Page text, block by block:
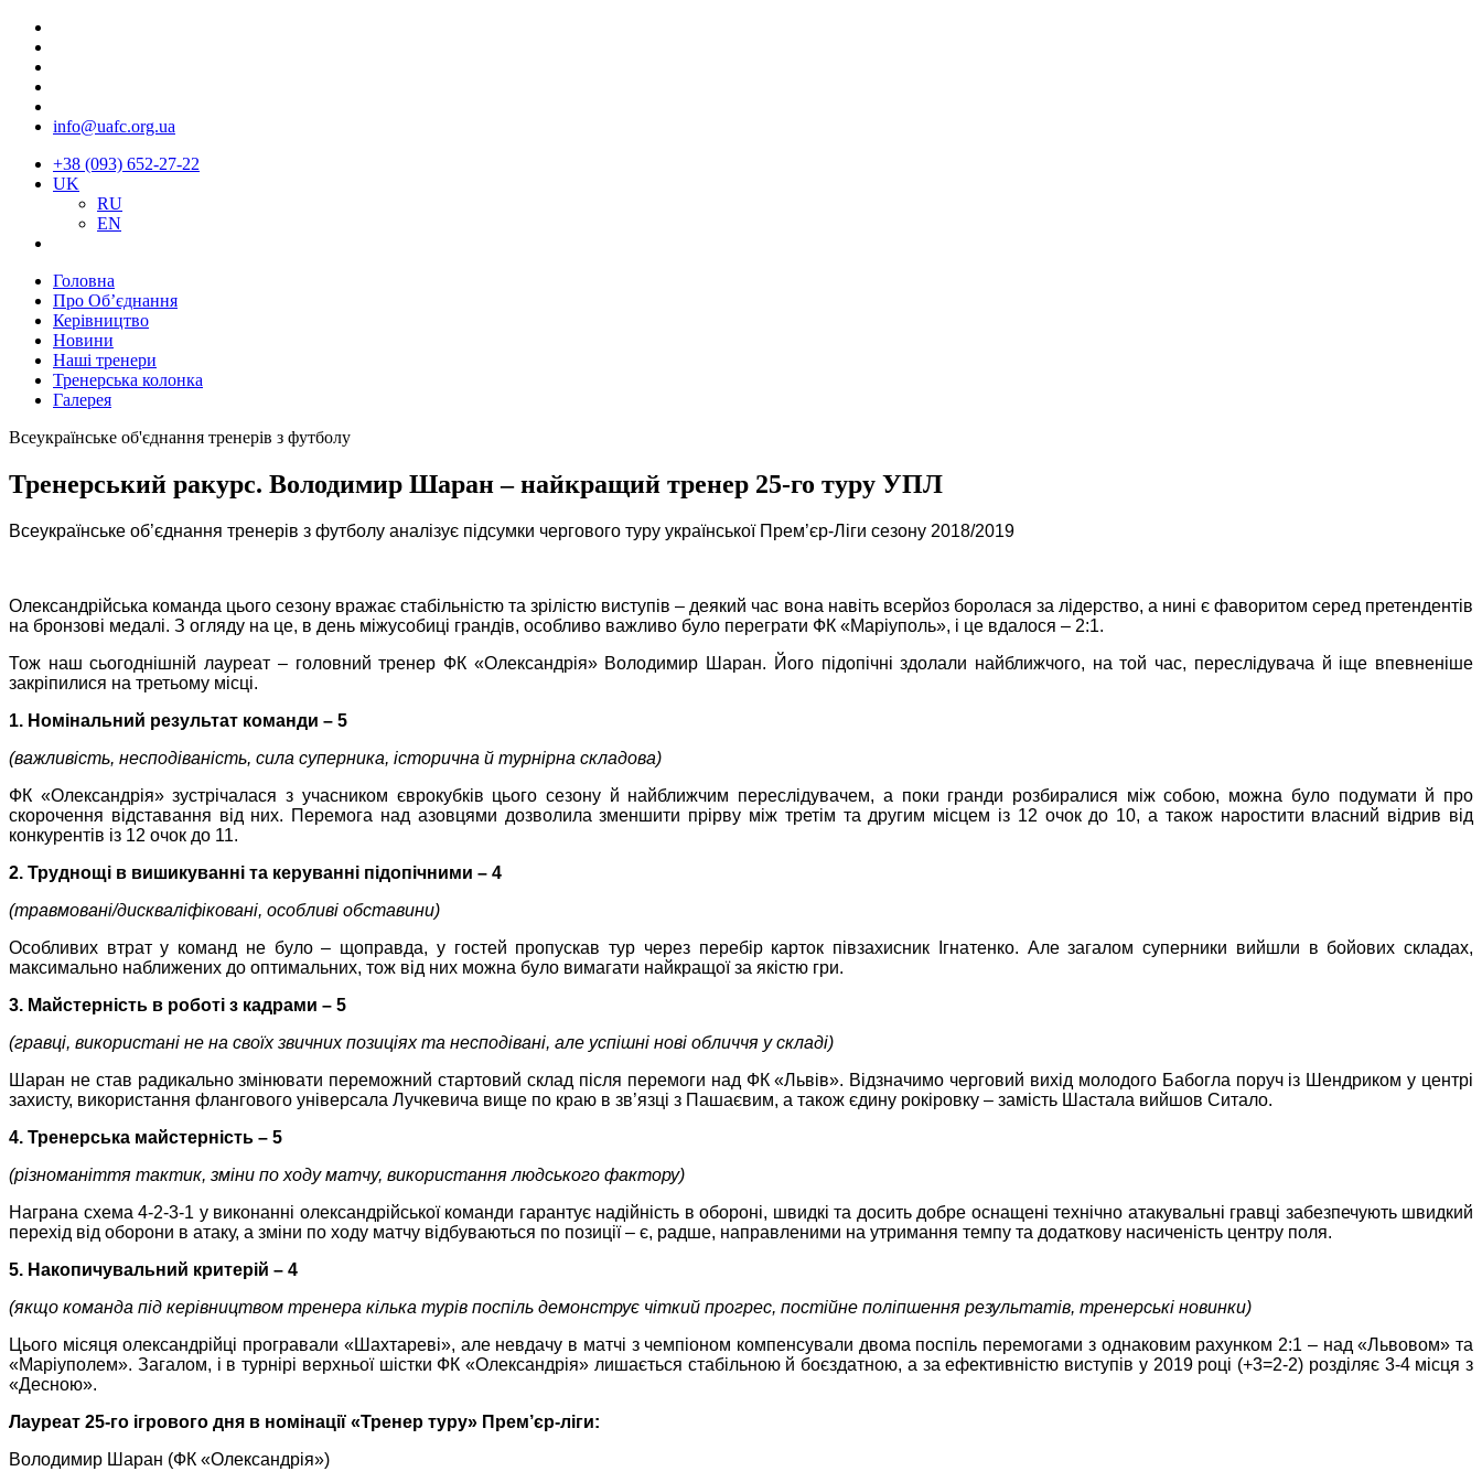
info@uafc.org.ua
+38 (093) 652-27-22
UK
RU
EN
Головна
Про Об’єднання
Керівництво
Новини
Наші тренери
Тренерська колонка
Галерея
Всеукраїнське об'єднання тренерів з футболу
Тренерський ракурс. Володимир Шаран – найкращий тренер 25-го туру УПЛ
Всеукраїнське об’єднання тренерів з футболу аналізує підсумки чергового туру української Прем’єр-Ліги сезону 2018/2019
Олександрійська команда цього сезону вражає стабільністю та зрілістю виступів – деякий час вона навіть всерйоз боролася за лідерство, а нині є фаворитом серед претендентів
на бронзові медалі. З огляду на це, в день міжусобиці грандів, особливо важливо було переграти ФК «Маріуполь», і це вдалося – 2:1.
Тож наш сьогоднішній лауреат – головний тренер ФК «Олександрія» Володимир Шаран. Його підопічні здолали найближчого, на той час, переслідувача й іще впевненіше
закріпилися на третьому місці.
1. Номінальний результат команди – 5
(важливість, несподіваність, сила суперника, історична й турнірна складова)
ФК «Олександрія» зустрічалася з учасником єврокубків цього сезону й найближчим переслідувачем, а поки гранди розбиралися між собою, можна було подумати й про
скорочення відставання від них. Перемога над азовцями дозволила зменшити прірву між третім та другим місцем із 12 очок до 10, а також наростити власний відрив від
конкурентів із 12 очок до 11.
2. Труднощі в вишикуванні та керуванні підопічними – 4
(травмовані/дискваліфіковані, особливі обставини)
Особливих втрат у команд не було – щоправда, у гостей пропускав тур через перебір карток півзахисник Ігнатенко. Але загалом суперники вийшли в бойових складах,
максимально наближених до оптимальних, тож від них можна було вимагати найкращої за якістю гри.
3. Майстерність в роботі з кадрами – 5
(гравці, використані не на своїх звичних позиціях та несподівані, але успішні нові обличчя у складі)
Шаран не став радикально змінювати переможний стартовий склад після перемоги над ФК «Львів». Відзначимо черговий вихід молодого Бабогла поруч із Шендриком у центрі
захисту, використання флангового універсала Лучкевича вище по краю в зв’язці з Пашаєвим, а також єдину рокіровку – замість Шастала вийшов Ситало.
4. Тренерська майстерність – 5
(різноманіття тактик, зміни по ходу матчу, використання людського фактору)
Награна схема 4-2-3-1 у виконанні олександрійської команди гарантує надійність в обороні, швидкі та досить добре оснащені технічно атакувальні гравці забезпечують швидкий
перехід від оборони в атаку, а зміни по ходу матчу відбуваються по позиції – є, радше, направленими на утримання темпу та додаткову насиченість центру поля.
5. Накопичувальний критерій – 4
(якщо команда під керівництвом тренера кілька турів поспіль демонструє чіткий прогрес, постійне поліпшення результатів, тренерські новинки)
Цього місяця олександрійці програвали «Шахтареві», але невдачу в матчі з чемпіоном компенсували двома поспіль перемогами з однаковим рахунком 2:1 – над «Львовом» та
«Маріуполем». Загалом, і в турнірі верхньої шістки ФК «Олександрія» лишається стабільною й боєздатною, а за ефективністю виступів у 2019 році (+3=2-2) розділяє 3-4 місця з
«Десною».
Лауреат 25-го ігрового дня в номінації «Тренер туру» Прем’єр-ліги:
Володимир Шаран (ФК «Олександрія»)